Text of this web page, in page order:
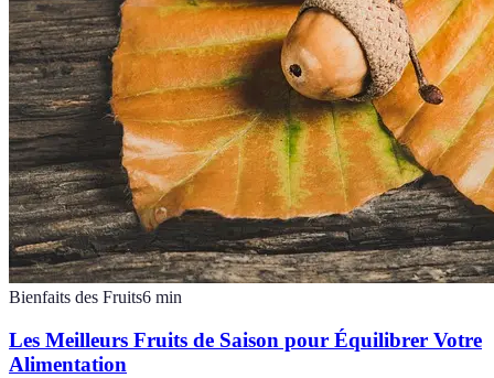
Bienfaits des Fruits6 min
Les Meilleurs Fruits de Saison pour Équilibrer Votre
Alimentation